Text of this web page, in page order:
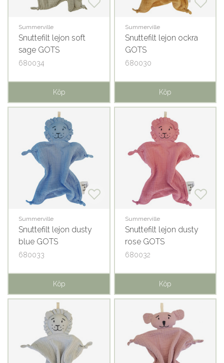
Summerville
Snuttefilt lejon soft
sage GOTS
680034
Köp
Summerville
Snuttefilt lejon ockra
GOTS
680030
Köp
Summerville
Snuttefilt lejon dusty
blue GOTS
680033
Köp
Summerville
Snuttefilt lejon dusty
rose GOTS
680032
Köp